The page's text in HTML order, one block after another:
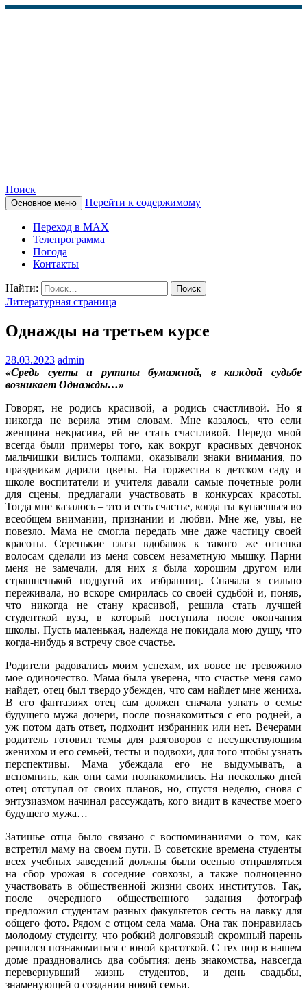
КАМЧАТСКОЕ
ИНФОРМАЦИОННОЕ
АГЕНТСТВО (КИА
«ВЕСТИ»)
Поиск
Основное меню Перейти к содержимому
Переход в MAX
Телепрограмма
Погода
Контакты
Найти:
Литературная страница
Однажды на третьем курсе
28.03.2023 admin
«Средь суеты и рутины бумажной, в каждой судьбе
возникает Однажды…»
Говорят, не родись красивой, а родись счастливой. Но я
никогда не верила этим словам. Мне казалось, что если
женщина некрасива, ей не стать счастливой. Передо мной
всегда были примеры того, как вокруг красивых девчонок
мальчишки вились толпами, оказывали знаки внимания, по
праздникам дарили цветы. На торжества в детском саду и
школе воспитатели и учителя давали самые почетные роли
для сцены, предлагали участвовать в конкурсах красоты.
Тогда мне казалось – это и есть счастье, когда ты купаешься во
всеобщем внимании, признании и любви. Мне же, увы, не
повезло. Мама не смогла передать мне даже частицу своей
красоты. Серенькие глаза вдобавок к такого же оттенка
волосам сделали из меня совсем незаметную мышку. Парни
меня не замечали, для них я была хорошим другом или
страшненькой подругой их избранниц. Сначала я сильно
переживала, но вскоре смирилась со своей судьбой и, поняв,
что никогда не стану красивой, решила стать лучшей
студенткой вуза, в который поступила после окончания
школы. Пусть маленькая, надежда не покидала мою душу, что
когда-нибудь я встречу свое счастье.
Родители радовались моим успехам, их вовсе не тревожило
мое одиночество. Мама была уверена, что счастье меня само
найдет, отец был твердо убежден, что сам найдет мне жениха.
В его фантазиях отец сам должен сначала узнать о семье
будущего мужа дочери, после познакомиться с его родней, а
уж потом дать ответ, подходит избранник или нет. Вечерами
родитель готовил темы для разговоров с несуществующим
женихом и его семьей, тесты и подвохи, для того чтобы узнать
перспективы. Мама убеждала его не выдумывать, а
вспомнить, как они сами познакомились. На несколько дней
отец отступал от своих планов, но, спустя неделю, снова с
энтузиазмом начинал рассуждать, кого видит в качестве моего
будущего мужа…
Затишье отца было связано с воспоминаниями о том, как
встретил маму на своем пути. В советские времена студенты
всех учебных заведений должны были осенью отправляться
на сбор урожая в соседние совхозы, а также полноценно
участвовать в общественной жизни своих институтов. Так,
после очередного общественного задания фотограф
предложил студентам разных факультетов сесть на лавку для
общего фото. Рядом с отцом села мама. Она так понравилась
молодому студенту, что робкий долговязый скромный парень
решился познакомиться с юной красоткой. С тех пор в нашем
доме праздновались два события: день знакомства, навсегда
перевернувший жизнь студентов, и день свадьбы,
знаменующей о создании новой семьи.